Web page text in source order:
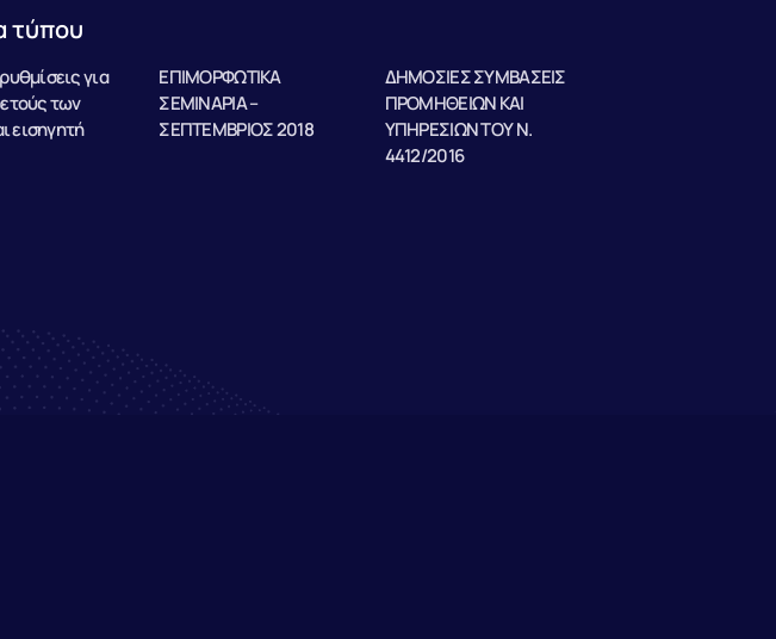
τύπου
για
των
εισηγητή
ΕΠΙΜΟΡΦΩΤΙΚΑ
ΣΕΜΙΝΑΡΙΑ –
ΣΕΠΤΕΜΒΡΙΟΣ 2018
ΔΗΜΟΣΙΕΣ ΣΥΜΒΑΣΕΙΣ
ΠΡΟΜΗΘΕΙΩΝ ΚΑΙ
ΥΠΗΡΕΣΙΩΝ ΤΟΥ Ν.
4412/2016